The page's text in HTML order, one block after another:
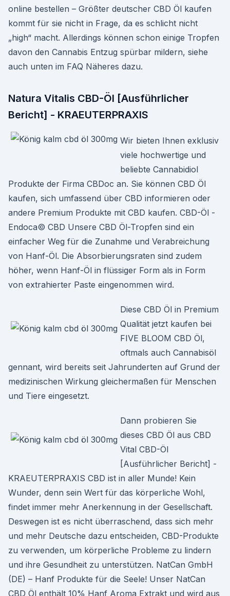
online bestellen – Größter deutscher CBD Öl kaufen
kommt für sie nicht in Frage, da es schlicht nicht
„high“ macht. Allerdings können schon einige Tropfen
davon den Cannabis Entzug spürbar mildern, siehe
auch unten im FAQ Näheres dazu.
Natura Vitalis CBD-Öl [Ausführlicher
Bericht] - KRAEUTERPRAXIS
Wir bieten Ihnen exklusiv
viele hochwertige und
beliebte Cannabidiol
Produkte der Firma CBDoc an. Sie können CBD Öl
kaufen, sich umfassend über CBD informieren oder
andere Premium Produkte mit CBD kaufen. CBD-Öl -
Endoca© CBD Unsere CBD Öl-Tropfen sind ein
einfacher Weg für die Zunahme und Verabreichung
von Hanf-Öl. Die Absorbierungsraten sind zudem
höher, wenn Hanf-Öl in flüssiger Form als in Form
von extrahierter Paste eingenommen wird.
Diese CBD Öl in Premium
Qualität jetzt kaufen bei
FIVE BLOOM CBD Öl,
oftmals auch Cannabisöl
gennant, wird bereits seit Jahrunderten auf Grund der
medizinischen Wirkung gleichermaßen für Menschen
und Tiere eingesetzt.
Dann probieren Sie
dieses CBD Öl aus CBD
Vital CBD-Öl
[Ausführlicher Bericht] -
KRAEUTERPRAXIS CBD ist in aller Munde! Kein
Wunder, denn sein Wert für das körperliche Wohl,
findet immer mehr Anerkennung in der Gesellschaft.
Deswegen ist es nicht überraschend, dass sich mehr
und mehr Deutsche dazu entscheiden, CBD-Produkte
zu verwenden, um körperliche Probleme zu lindern
und ihre Gesundheit zu unterstützen. NatCan GmbH
(DE) – Hanf Produkte für die Seele! Unser NatCan
CBD Öl enthält 10% Hanf Aroma Extrakt und wird aus